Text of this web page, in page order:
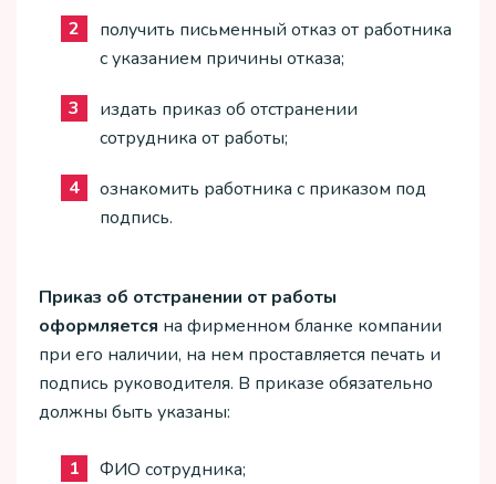
получить письменный отказ от работника
с указанием причины отказа;
издать приказ об отстранении
сотрудника от работы;
ознакомить работника с приказом под
подпись.
Приказ об отстранении от работы
оформляется на фирменном бланке компании
при его наличии, на нем проставляется печать и
подпись руководителя. В приказе обязательно
должны быть указаны:
ФИО сотрудника;